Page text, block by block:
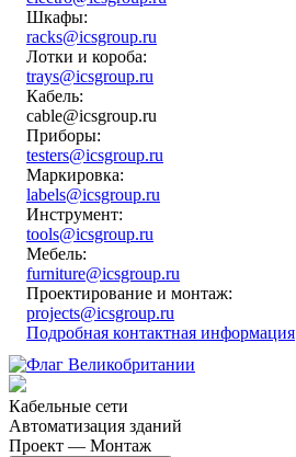
Шкафы:
racks@icsgroup.ru
Лотки и короба:
trays@icsgroup.ru
Кабель:
cable@icsgroup.ru
Приборы:
testers@icsgroup.ru
Маркировка:
labels@icsgroup.ru
Инструмент:
tools@icsgroup.ru
Мебель:
furniture@icsgroup.ru
Проектирование и монтаж:
projects@icsgroup.ru
Подробная контактная информация
Кабельные сети
Автоматизация зданий
Проект — Монтаж